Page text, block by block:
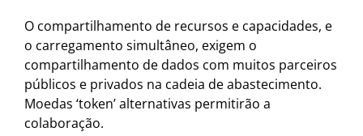
O compartilhamento de recursos e capacidades, e
o carregamento simultâneo, exigem o
compartilhamento de dados com muitos parceiros
públicos e privados na cadeia de abastecimento.
Moedas ‘token’ alternativas permitirão a
colaboração.